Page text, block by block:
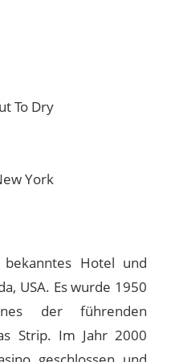
To Dry
York
Hotel und
USA. Es wurde 1950
der führenden
Strip. Im Jahr 2000